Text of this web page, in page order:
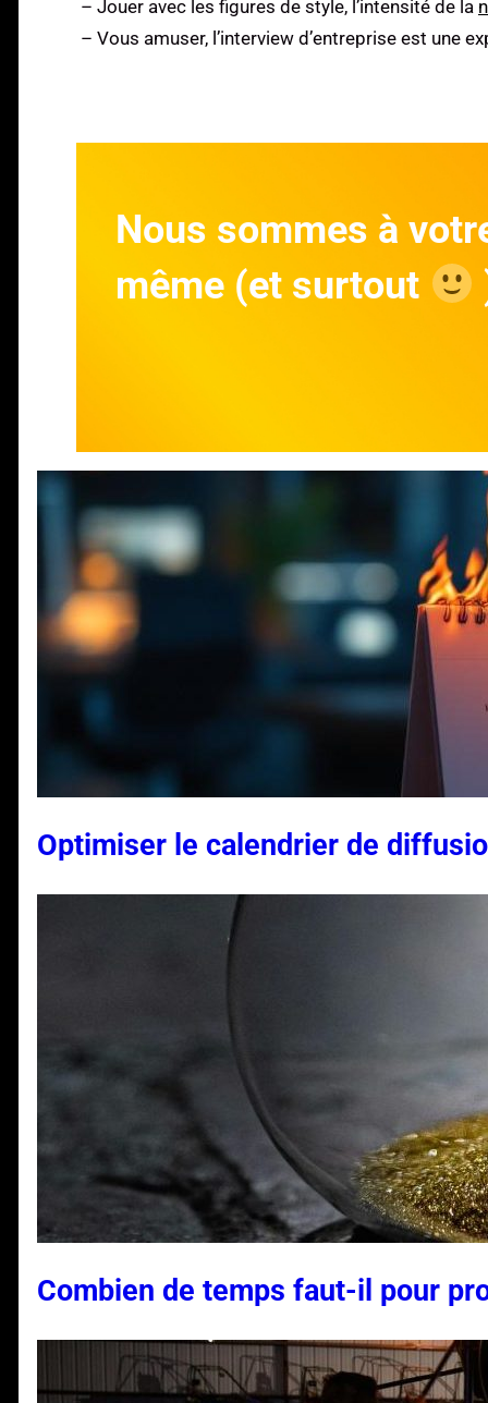
– Jouer avec les figures de style, l’intensité de la
– Vous amuser, l’interview d’entreprise est une
Nous sommes à
même (et surtout
Optimiser le calendrier de
Combien de temps faut-il pour